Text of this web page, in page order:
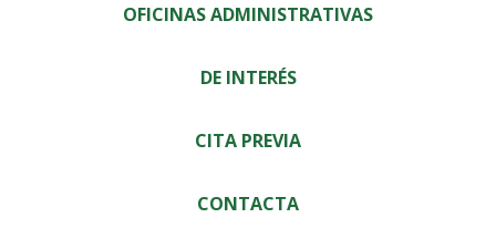
OFICINAS ADMINISTRATIVAS
DE INTERÉS
CITA PREVIA
CONTACTA